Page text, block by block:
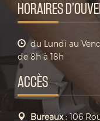
HORAIRES
du Lundi au
de 8h à 18h
ACCÈS
Bureaux: 106